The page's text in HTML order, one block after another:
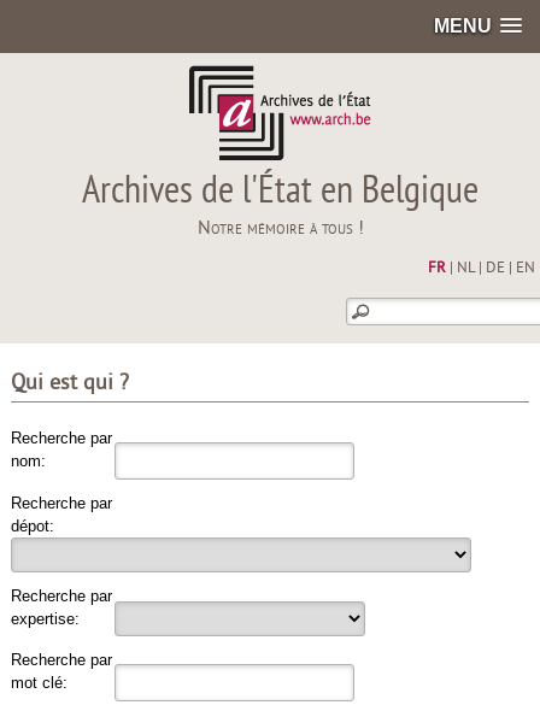
MENU
Archives de l'État en Belgique
Notre mémoire à tous !
FR| NL| DE EN
Qui est qui ?
Recherche par
nom:
Recherche par
dépot:
Recherche par
expertise:
Recherche par
mot clé: